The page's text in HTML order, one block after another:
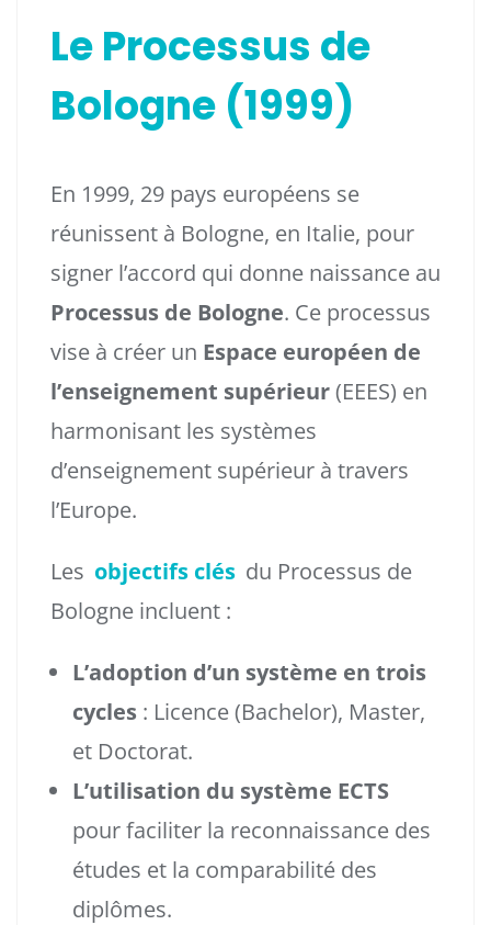
Le Processus de
Bologne (1999)
En 1999, 29 pays européens se
réunissent à Bologne, en Italie, pour
signer l’accord qui donne naissance au
Processus de Bologne. Ce processus
vise à créer un Espace européen de
l’enseignement supérieur(EEES) en
harmonisant les systèmes
d’enseignement supérieur à travers
l’Europe.
Les objectifs clés du Processus de
Bologne incluent :
L’adoption d’un système en trois
cycles : Licence (Bachelor), Master,
et Doctorat.
L’utilisation du système ECTS
pour faciliter la reconnaissance des
études et la comparabilité des
diplômes.